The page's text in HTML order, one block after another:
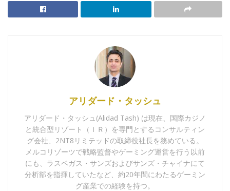
アリダード・タッシュ
アリダード・タッシュ(Alidad Tash) は現在、国際カジノ
と統合型リゾート（ＩＲ）を専門とするコンサルティン
グ会社、2NT8リミテッドの取締役社長を務めている。
メルコリゾーツで戦略監督やゲーミング運営を行う以前
にも、ラスベガス・サンズおよびサンズ・チャイナにて
分析部を指揮していたなど、約20年間にわたるゲーミン
グ産業での経験を持つ。